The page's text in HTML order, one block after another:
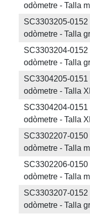
odòmetre - Talla
SC3303205-
odòmetre - Talla
SC3303204-
odòmetre - Talla
SC3304205-
odòmetre - Talla
SC3304204-
odòmetre - Talla
SC3302207-
odòmetre - Talla
SC3302206-
odòmetre - Talla
SC3303207-
odòmetre - Talla